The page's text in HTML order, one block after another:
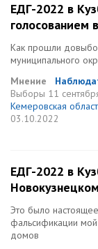
ЕДГ-2022 в
голосованием
Как прошли
муниципального
Мнение
Выборы 11
Кемеровская
03.10.2022
ЕДГ-2022 в
Это было настоящее
фальсификации
домов